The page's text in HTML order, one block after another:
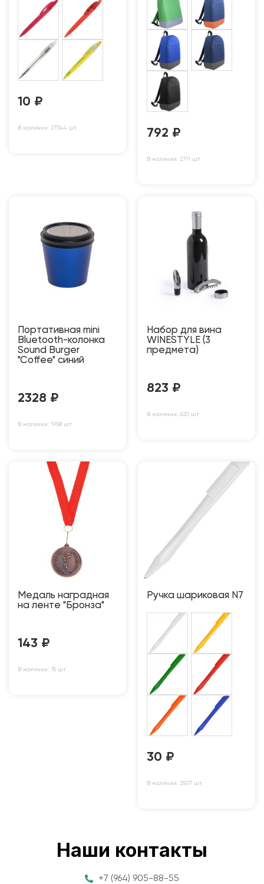
10 ₽
В наличии: 27344 шт 792 ₽
В наличии: 2711 шт
Портативная mini
Bluetooth-колонка
Sound Burger
"Coffee" синий
2328 ₽
В наличии: 1958 шт
Набор для вина
WINESTYLE (3
предмета)
823 ₽
В наличии: 620 шт
Медаль наградная
на ленте "Бронза"
143 ₽
В наличии: 75 шт
Ручка шариковая N7
30 ₽
В наличии: 2507 шт
Наши контакты
+7 (964) 905-88-55